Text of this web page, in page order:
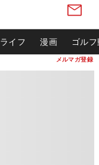
メルマガ登録
ライフ 漫画 ゴル